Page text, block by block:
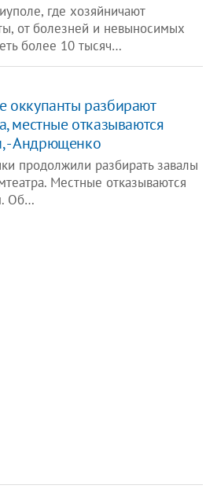
где хозяйничают
от болезней и невыносимых
более 10 тысяч…
оккупанты разбирают
местные отказываются
- Андрющенко
продолжили разбирать завалы
Местные отказываются
Об…